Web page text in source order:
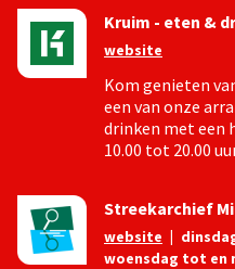
Kruim - eten &
website
Kom genieten
een van onze
drinken met een
10.00 tot 20.00
Streekarchief
website |
woensdag tot en